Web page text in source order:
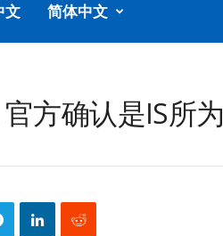
文 简体中文
方确认是IS所为